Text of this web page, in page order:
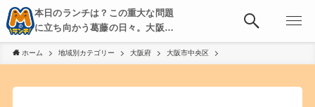
本日のランチは？この重大な問題
に立ち向かう葛藤の日々。大阪・
京都・神戸を中心とした食べ歩
き、飲み歩きを綴る。
ホーム 地域別カテゴリー 大阪府 大阪市中央区